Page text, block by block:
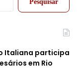
Italiana participa
em Rio